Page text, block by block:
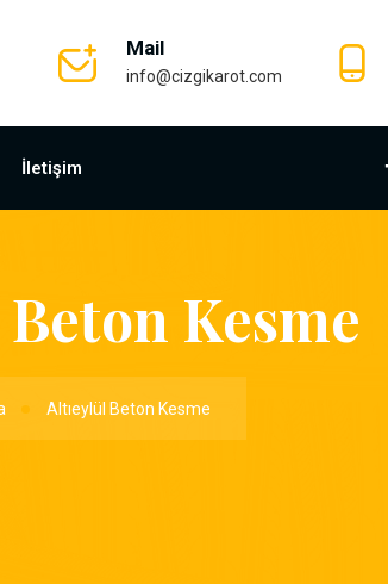
Mail
info@cizgikarot.com
İletişim
Kesme
Altıeylül Beton Kesme